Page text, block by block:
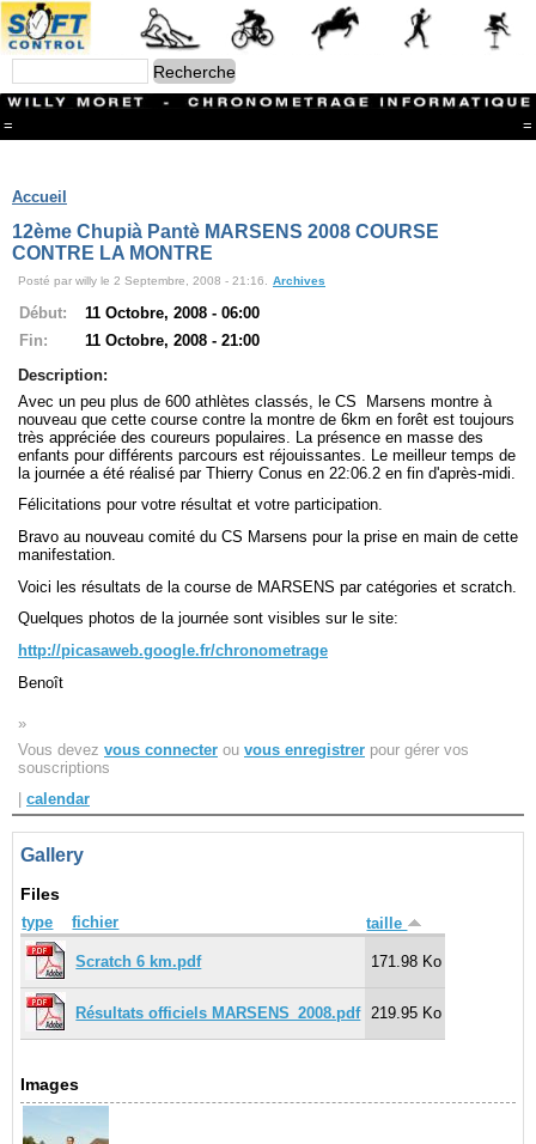
= =
Branches
CONTACT
FriRun Cup
Triathlon
Ski Nordique
Courses à pieds
Athlétisme
Slalom In-Line
Caisse à savon
Coupe "Journal La Gruyère"
Hippisme
Marche
Archives
Navigation
recherche
messages récents
Nom d'utilisateur:
Mot de passe:
Créer un nouveau compte
Demander un nouveau mot de passe
Accueil
12ème Chupià Pantè MARSENS 2008 COURSE
CONTRE LA MONTRE
Posté par willy le 2 Septembre, 2008 - 21:16. Archives
Début:
11 Octobre, 2008 - 06:00
Fin:
11 Octobre, 2008 - 21:00
Description:
Avec un peu plus de 600 athlètes classés, le CS Marsens montre à
nouveau que cette course contre la montre de 6km en forêt est toujours
très appréciée des coureurs populaires. La présence en masse des
enfants pour différents parcours est réjouissantes. Le meilleur temps de
la journée a été réalisé par Thierry Conus en 22:06.2 en fin d'après-midi.
Félicitations pour votre résultat et votre participation.
Bravo au nouveau comité du CS Marsens pour la prise en main de cette
manifestation.
Voici les résultats de la course de MARSENS par catégories et scratch.
Quelques photos de la journée sont visibles sur le site:
http://picasaweb.google.fr/chronometrage
Benoît
»
Vous devez vous connecter ou vous enregistrer pour gérer vos
souscriptions
calendar
Gallery
Files
type fichier taille
Scratch 6 km.pdf 171.98 Ko
Résultats officiels MARSENS_2008.pdf 219.95 Ko
Images